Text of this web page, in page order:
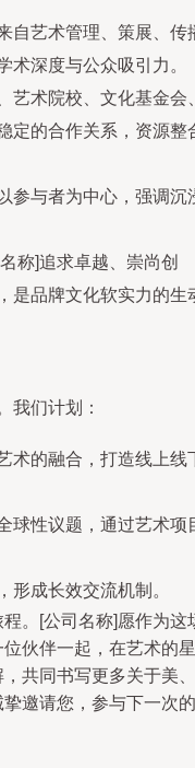
自艺术管理、策展、传
术深度与公众吸引力。
艺术院校、文化基金会
定的合作关系，资源整
参与者为中心，强调沉
称]追求卓越、崇尚创
是品牌文化软实力的生
我们计划：
术的融合，打造线上线
球性议题，通过艺术项
形成长效交流机制。
。[公司名称]愿作为这
伙伴一起，在艺术的星
共同书写更多关于美、
邀请您，参与下一次的